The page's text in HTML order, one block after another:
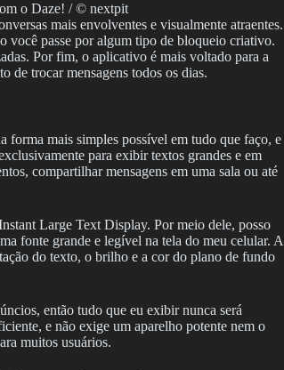
o Daze! / © nextpit
mais envolventes e visualmente atraentes.
você passe por algum tipo de bloqueio criativo.
Por fim, o aplicativo é mais voltado para a
de trocar mensagens todos os dias.
forma mais simples possível em tudo que faço, e
para exibir textos grandes e em
compartilhar mensagens em uma sala ou até
Large Text Display. Por meio dele, posso
fonte grande e legível na tela do meu celular. A
do texto, o brilho e a cor do plano de fundo
então tudo que eu exibir nunca será
e não exige um aparelho potente nem o
muitos usuários.